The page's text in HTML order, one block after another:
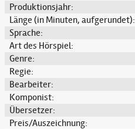
Produktionsjahr:
Länge (in Minuten, aufgerundet):
Sprache:
Art des Hörspiel:
Genre:
Regie:
Bearbeiter:
Komponist:
Übersetzer:
Preis/Auszeichnung: